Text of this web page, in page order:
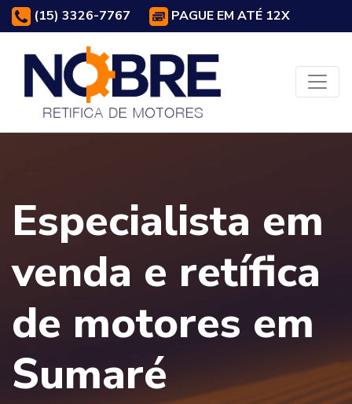
(15) 3326-7767 PAGUE EM ATÉ 12X
Especialista em
venda e retífica
de motores em
Sumaré